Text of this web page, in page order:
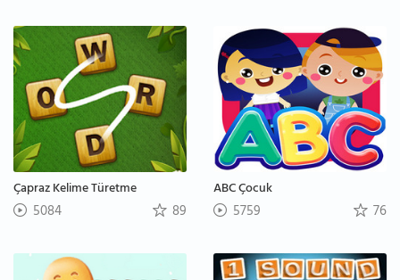
Çapraz Kelime Türetme
5084 89
ABC Çocuk
5759 76